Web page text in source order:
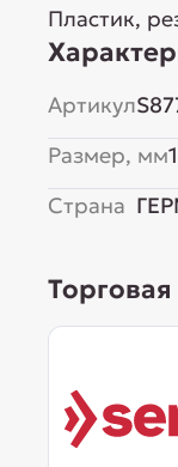
Пластик,
Артикул
Размер, мм
Страна